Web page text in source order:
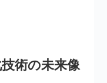
術の未来像